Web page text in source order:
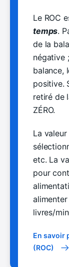
Le ROC
temps.
de la
négative
balance,
positive.
retiré de
ZÉRO.
La
etc. La
pour
livres/
En savoir
(ROC)